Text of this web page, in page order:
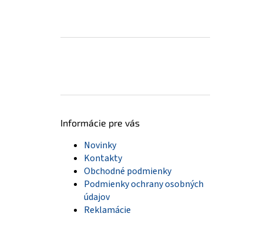
Informácie pre vás
Novinky
Kontakty
Obchodné podmienky
Podmienky ochrany osobných
údajov
Reklamácie